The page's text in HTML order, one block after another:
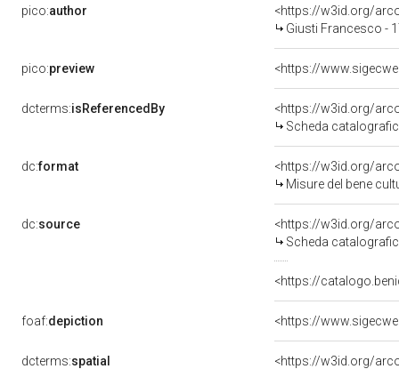
pico:author
<https://w3id.org/
Giusti Francesco -
pico:preview <https://
dcterms:isReferencedBy
<https://w3id.org/
Scheda
dc:format
<https://w3id.org/
Misure del bene
dc:source
<https://w3id.org/
Scheda
<https://
foaf:depiction <https://
dcterms:spatial
<https://w3id.org/